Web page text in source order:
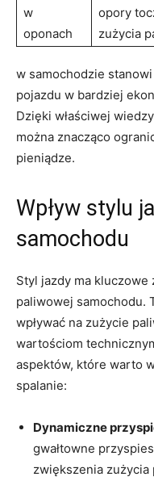
w
oponach
opory
zużycia
w⁢ samochodzie​
pojazdu w bardziej
Dzięki właściwej
‌można znacząco
pieniądze.
Wpływ stylu
samochodu
Styl ‌jazdy ma
paliwowej samochodu.
wpływać na ‍zużycie
wartościom
⁣aspektów, które warto
spalanie:
Dynamiczne
gwałtowne
zwiększenia zużycia